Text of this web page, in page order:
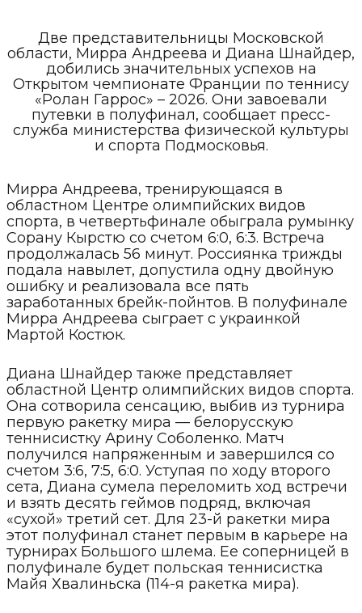
Две представительницы Московской
области, Мирра Андреева и Диана Шнайдер,
добились значительных успехов на
Открытом чемпионате Франции по теннису
«Ролан Гаррос» – 2026. Они завоевали
путевки в полуфинал, сообщает пресс-
служба министерства физической культуры
и спорта Подмосковья.
Мирра Андреева, тренирующаяся в
областном Центре олимпийских видов
спорта, в четвертьфинале обыграла румынку
Сорану Кырстю со счетом 6:0, 6:3. Встреча
продолжалась 56 минут. Россиянка трижды
подала навылет, допустила одну двойную
ошибку и реализовала все пять
заработанных брейк-пойнтов. В полуфинале
Мирра Андреева сыграет с украинкой
Мартой Костюк.
Диана Шнайдер также представляет
областной Центр олимпийских видов спорта.
Она сотворила сенсацию, выбив из турнира
первую ракетку мира — белорусскую
теннисистку Арину Соболенко. Матч
получился напряженным и завершился со
счетом 3:6, 7:5, 6:0. Уступая по ходу второго
сета, Диана сумела переломить ход встречи
и взять десять геймов подряд, включая
«сухой» третий сет. Для 23-й ракетки мира
этот полуфинал станет первым в карьере на
турнирах Большого шлема. Ее соперницей в
полуфинале будет польская теннисистка
Майя Хвалиньска (114-я ракетка мира).